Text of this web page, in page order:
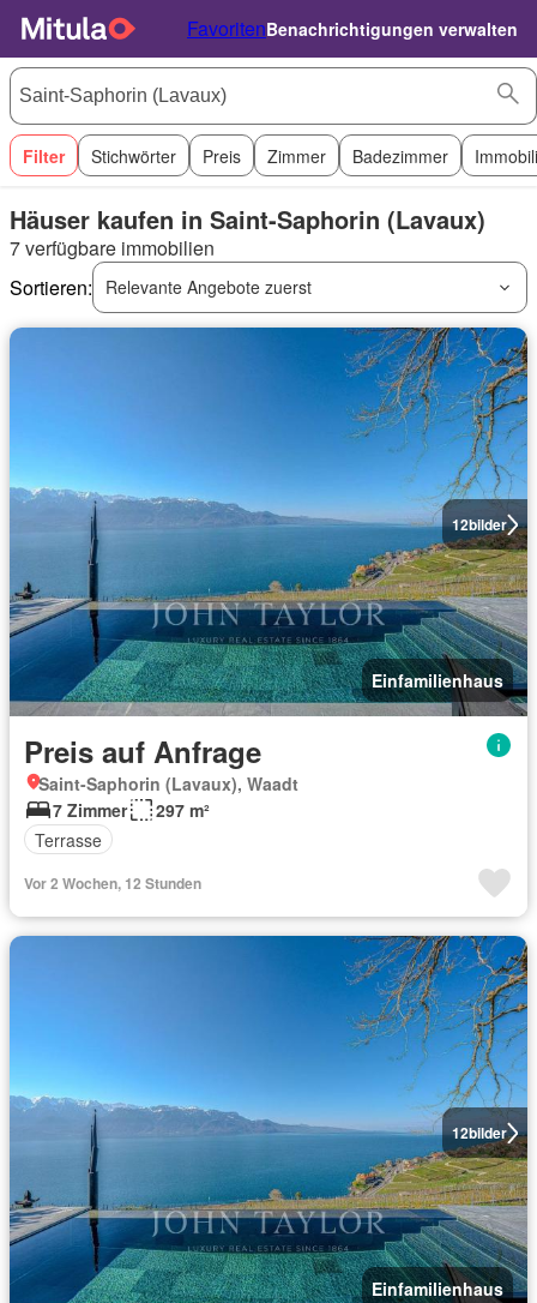
FavoritenBenachrichtigungen verwalten
Filter Stichwörter Preis Zimmer Badezimmer
Häuser kaufen in Saint-Saphorin (Lavaux)
7 verfügbare immobilien
Sortieren:
Relevante Angebote zuerst
12bilder
Einfamilienhaus
Preis auf Anfrage
Saint-Saphorin (Lavaux), Waadt
7 Zimmer
297 m²
Terrasse
Vor 2 Wochen, 12 Stunden
12bilder
Einfamilienhaus